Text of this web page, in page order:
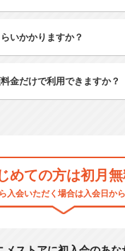
いかかりますか？
金だけで利用できますか？
めての方は初月
入会いただく場合は入会日か